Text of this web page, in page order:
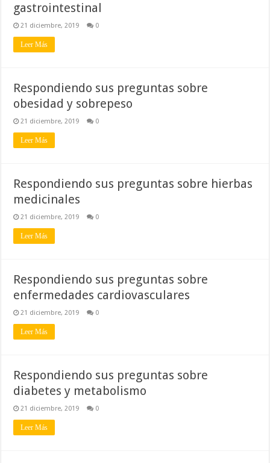
gastrointestinal
21 diciembre, 2019 0
Leer Más
Respondiendo sus preguntas sobre
obesidad y sobrepeso
21 diciembre, 2019 0
Leer Más
Respondiendo sus preguntas sobre hierbas
medicinales
21 diciembre, 2019 0
Leer Más
Respondiendo sus preguntas sobre
enfermedades cardiovasculares
21 diciembre, 2019 0
Leer Más
Respondiendo sus preguntas sobre
diabetes y metabolismo
21 diciembre, 2019 0
Leer Más